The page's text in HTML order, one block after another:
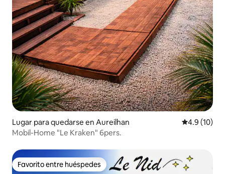
Lugar para quedarse en Aureilhan Calificación
4.9 (10)
Mobil-Home "Le Kraken" 6pers.
Favorito entre huéspedes
Favorito entre huéspedes